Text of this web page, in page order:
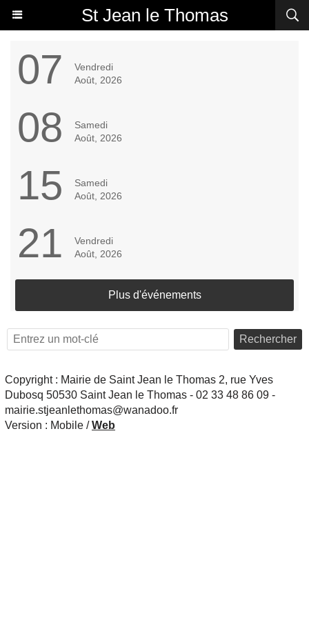
St Jean le Thomas
07
Vendredi
Août, 2026
08
Samedi
Août, 2026
15
Samedi
Août, 2026
21
Vendredi
Août, 2026
Plus d'événements
Rechercher
Copyright : Mairie de Saint Jean le Thomas 2, rue Yves
Dubosq 50530 Saint Jean le Thomas - 02 33 48 86 09 -
mairie.stjeanlethomas@wanadoo.fr
Version : Mobile /Web